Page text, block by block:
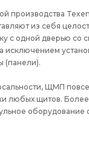
производства
из себя
с одной дверью со
исключением
(панели).
ЩМП
любых щитов.
оборудование